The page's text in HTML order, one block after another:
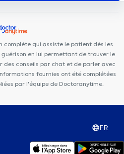
complète qui assiste le patient dès les
en lui permettant de trouver le
des conseils par chat et de parler avec
fournies ont été complétées
par l'équipe de Doctoranytime.
FR